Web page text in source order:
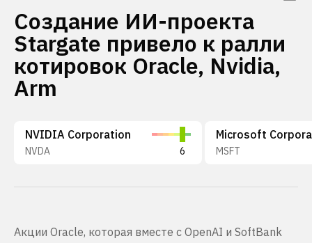
Создание ИИ-проекта
Stargate привело к ралли
котировок Oracle, Nvidia,
Arm
NVIDIA Corporation
NVDA 6
Microsoft
MSFT
Акции Oracle, которая вместе с OpenAI и SoftBank